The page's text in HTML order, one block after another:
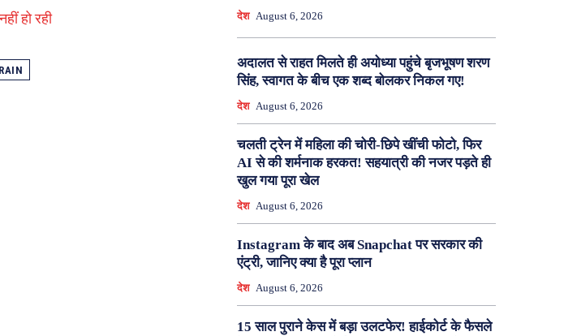
हो रही देश August 6, 2026
अदालत से राहत मिलते ही अयोध्या पहुंचे बृजभूषण शरण
सिंह, स्वागत के बीच एक शब्द बोलकर निकल गए!
देश August 6, 2026
चलती ट्रेन में महिला की चोरी-छिपे खींची फोटो, फिर
AI से की शर्मनाक हरकत! सहयात्री की नजर पड़ते ही
खुल गया पूरा खेल
देश August 6, 2026
Instagram के बाद अब Snapchat पर सरकार की
एंट्री, जानिए क्या है पूरा प्लान
देश August 6, 2026
15 साल पुराने केस में बड़ा उलटफेर! हाईकोर्ट के फैसले